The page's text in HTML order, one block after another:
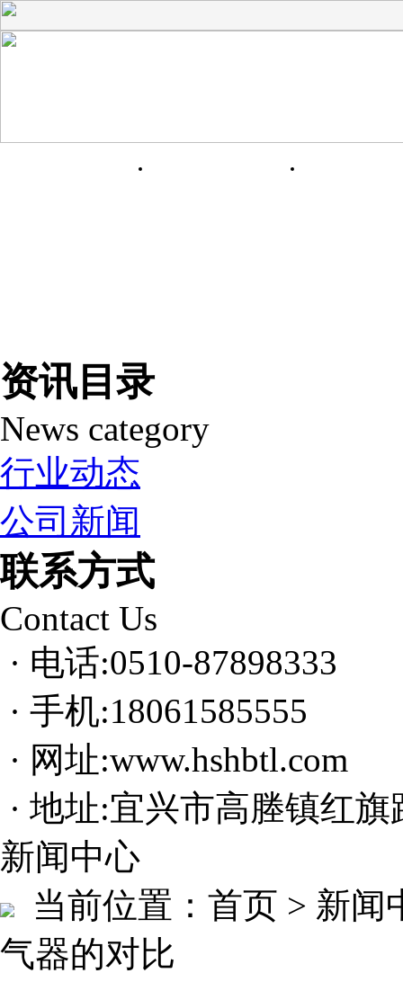
资讯目录
News category
行业动态
公司新闻
联系方式
Contact Us
· 电话:0510-87898333
· 手机:18061585555
· 网址:www.hshbtl.com
· 地址:宜兴市高塍镇红旗
新闻中心
当前位置： 首页 > 新闻
气器的对比